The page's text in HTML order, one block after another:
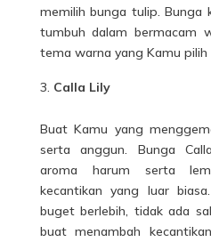
memilih bunga tulip. Bunga
tumbuh dalam bermacam
tema warna yang Kamu pilih
Calla Lily
Buat Kamu yang
serta anggun. Bunga
aroma harum serta
kecantikan yang luar
buget berlebih, tidak ada
buat menambah